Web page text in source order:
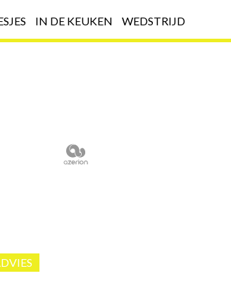
IN DE KEUKEN WEDSTRIJD